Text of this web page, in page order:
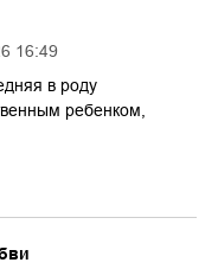
16:49
в роду
ребенком,